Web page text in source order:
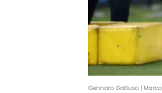
Gennaro Gattuso |